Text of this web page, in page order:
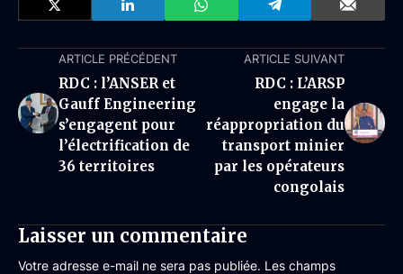
ARTICLE PRÉCÉDENT
RDC : l’ANSER et
Gauff Engineering
s’engagent pour
l’électrification de
36 territoires
ARTICLE SUIVANT
RDC : L’ARSP
engage la
réappropriation du
transport minier
par les opérateurs
congolais
Laisser un commentaire
Votre adresse e-mail ne sera pas publiée. Les champs